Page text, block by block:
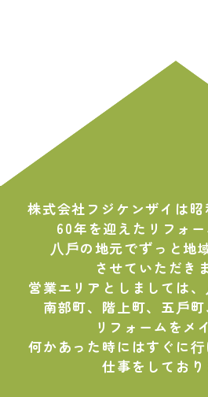
株式会社フジケンザイは昭
60年を迎えたリフォー
⼋⼾の地元でずっと地
させていただき
営業エリアとしましては、
南部町、階上町、五⼾
リフォームをメ
何かあった時にはすぐに
仕事をしており